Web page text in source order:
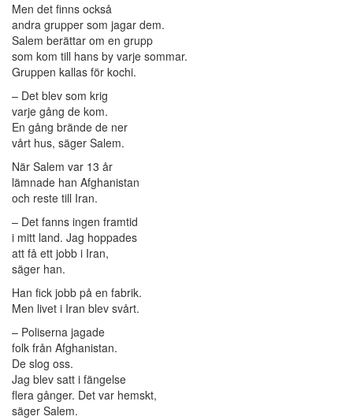
Men det finns också
andra grupper som jagar dem.
Salem berättar om en grupp
som kom till hans by varje sommar.
Gruppen kallas för kochi.
– Det blev som krig
varje gång de kom.
En gång brände de ner
vårt hus, säger Salem.
När Salem var 13 år
lämnade han Afghanistan
och reste till Iran.
– Det fanns ingen framtid
i mitt land. Jag hoppades
att få ett jobb i Iran,
säger han.
Han fick jobb på en fabrik.
Men livet i Iran blev svårt.
– Poliserna jagade
folk från Afghanistan.
De slog oss.
Jag blev satt i fängelse
flera gånger. Det var hemskt,
säger Salem.